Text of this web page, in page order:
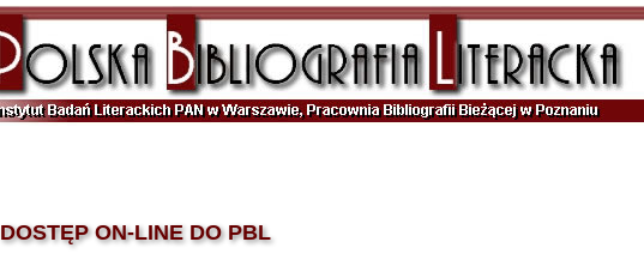
DOSTĘP ON-LINE DO PBL